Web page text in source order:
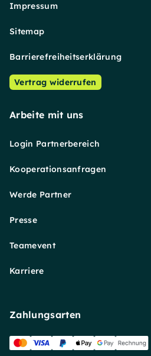
Impressum
Sitemap
Barrierefreiheitserklärung
Vertrag widerrufen
Arbeite mit uns
Login Partnerbereich
Kooperationsanfragen
Werde Partner
Presse
Teamevent
Karriere
Zahlungsarten